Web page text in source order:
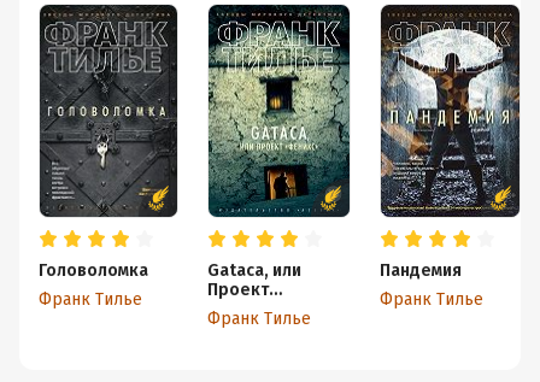
Головоломка
Франк Тилье
Gataca, или
Проект
«Феникс»
Франк Тилье
Пандемия
Франк Тилье